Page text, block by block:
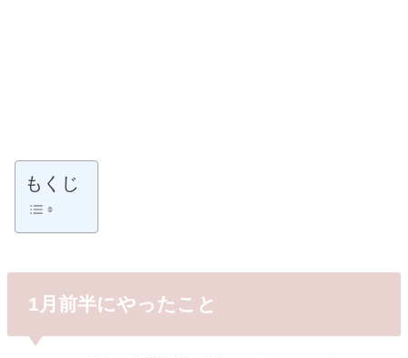
もくじ
1月前半にやったこと